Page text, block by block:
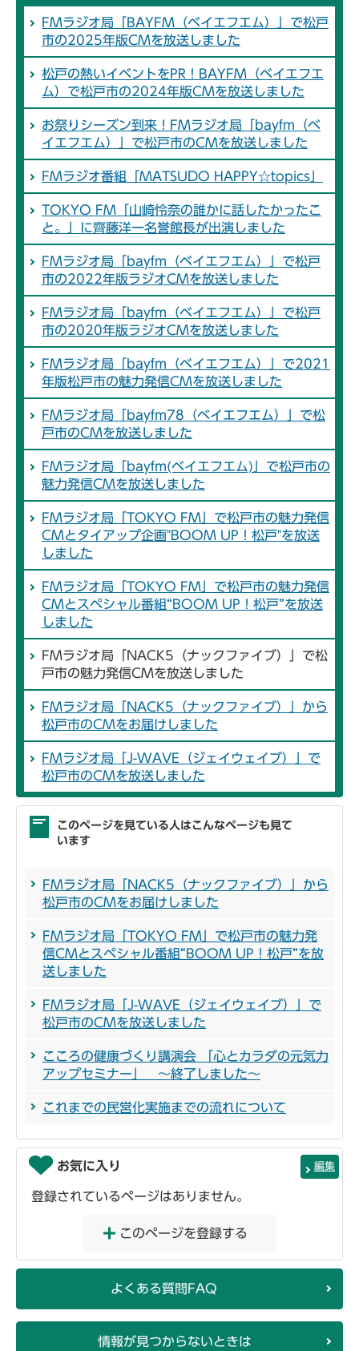
FMラジオ局「BAYFM（ベイエフエム）」で松戸
市の2025年版CMを放送しました
松戸の熱いイベントをPR！BAYFM（ベイエフエ
ム）で松戸市の2024年版CMを放送しました
お祭りシーズン到来！FMラジオ局「bayfm（ベ
イエフエム）」で松戸市のCMを放送しました
FMラジオ番組「MATSUDO HAPPY☆topics」
TOKYO FM「山崎怜奈の誰かに話したかったこ
と。」に齊藤洋一名誉館長が出演しました
FMラジオ局「bayfm（ベイエフエム）」で松戸
市の2022年版ラジオCMを放送しました
FMラジオ局「bayfm（ベイエフエム）」で松戸
市の2020年版ラジオCMを放送しました
FMラジオ局「bayfm（ベイエフエム）」で2021
年版松戸市の魅力発信CMを放送しました
FMラジオ局「bayfm78（ベイエフエム）」で松
戸市のCMを放送しました
FMラジオ局「bayfm(ベイエフエム)」で松戸市の
魅力発信CMを放送しました
FMラジオ局「TOKYO FM」で松戸市の魅力発信
CMとタイアップ企画"BOOM UP！松戸"を放送
しました
FMラジオ局「TOKYO FM」で松戸市の魅力発信
CMとスペシャル番組“BOOM UP！松戸”を放送
しました
FMラジオ局「NACK5（ナックファイブ）」で松
戸市の魅力発信CMを放送しました
FMラジオ局「NACK5（ナックファイブ）」から
松戸市のCMをお届けしました
FMラジオ局「J-WAVE（ジェイウェイブ）」で
松戸市のCMを放送しました
このページを見ている人はこんなページも見て
います
FMラジオ局「NACK5（ナックファイブ）」から
松戸市のCMをお届けしました
FMラジオ局「TOKYO FM」で松戸市の魅力発
信CMとスペシャル番組“BOOM UP！松戸”を放
送しました
FMラジオ局「J-WAVE（ジェイウェイブ）」で
松戸市のCMを放送しました
こころの健康づくり講演会 「心とカラダの元気力
アップセミナー」 ～終了しました～
これまでの民営化実施までの流れについて
お気に入り 編集
登録されているページはありません。
このページを登録する
よくある質問FAQ
情報が見つからないときは